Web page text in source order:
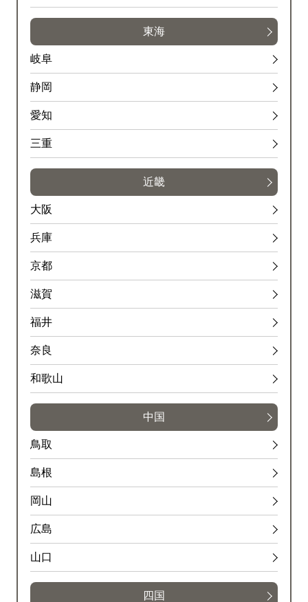
東海
岐阜
静岡
愛知
三重
近畿
大阪
兵庫
京都
滋賀
福井
奈良
和歌山
中国
鳥取
島根
岡山
広島
山口
四国